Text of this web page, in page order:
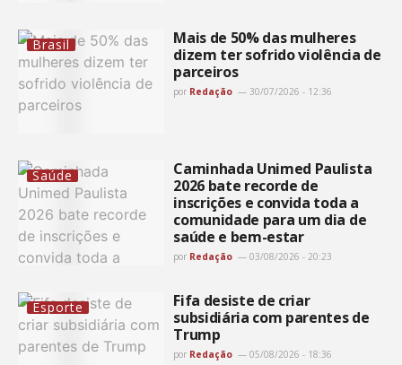
Brasil
Mais de 50% das mulheres
dizem ter sofrido violência de
parceiros
por Redação 30/07/2026 - 12:36
Saúde
Caminhada Unimed Paulista
2026 bate recorde de
inscrições e convida toda a
comunidade para um dia de
saúde e bem-estar
por Redação 03/08/2026 - 20:23
Esporte
Fifa desiste de criar
subsidiária com parentes de
Trump
por Redação 05/08/2026 - 18:36